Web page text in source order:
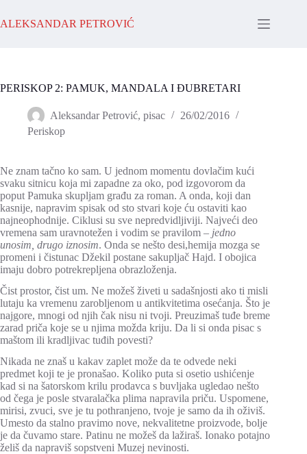
to
content
ALEKSANDAR PETROVIĆ
PERISKOP 2: PAMUK, MANDALA I ĐUBRETARI
Aleksandar Petrović, pisac
26/02/2016
Periskop
Ne znam tačno ko sam. U jednom momentu dovlačim kući
svaku sitnicu koja mi zapadne za oko, pod izgovorom da
poput Pamuka skupljam građu za roman. A onda, koji dan
kasnije, napravim spisak od sto stvari koje ću ostaviti kao
najneophodnije. Ciklusi su sve nepredvidljiviji. Najveći deo
vremena sam uravnotežen i vodim se pravilom – jedno
unosim, drugo iznosim. Onda se nešto desi,hemija mozga se
promeni i čistunac Džekil postane sakupljač Hajd. I obojica
imaju dobro potrekrepljena obrazloženja.
Čist prostor, čist um. Ne možeš živeti u sadašnjosti ako ti misli
lutaju ka vremenu zarobljenom u antikvitetima osećanja. Što je
najgore, mnogi od njih čak nisu ni tvoji. Preuzimaš tuđe breme
zarad priča koje se u njima možda kriju. Da li si onda pisac s
maštom ili kradljivac tuđih povesti?
Nikada ne znaš u kakav zaplet može da te odvede neki
predmet koji te je pronašao. Koliko puta si osetio ushićenje
kad si na šatorskom krilu prodavca s buvljaka ugledao nešto
od čega je posle stvaralačka plima napravila priču. Uspomene,
mirisi, zvuci, sve je tu pothranjeno, tvoje je samo da ih oživiš.
Umesto da stalno pravimo nove, nekvalitetne proizvode, bolje
je da čuvamo stare. Patinu ne možeš da lažiraš. Ionako potajno
želiš da napraviš sopstveni Muzej nevinosti.